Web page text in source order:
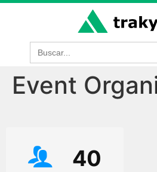
Buscar:
Event
40